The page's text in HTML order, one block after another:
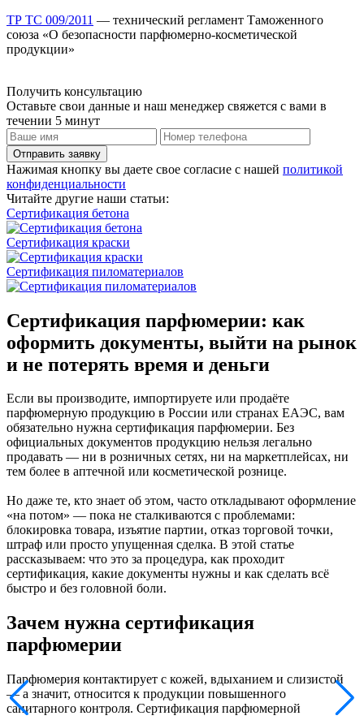
ТР ТС 009/2011 — технический регламент Таможенного
союза «О безопасности парфюмерно-косметической
продукции»
Получить консультацию
Оставьте свои данные и наш менеджер свяжется с вами в
течении 5 минут
Отправить заявку
Нажимая кнопку вы даете свое согласие с нашей политикой
конфиденциальности
Читайте другие наши статьи:
Сертификация бетона
Сертификация краски
Сертификация пиломатериалов
Сертификация парфюмерии: как
оформить документы, выйти на рынок
и не потерять время и деньги
Если вы производите, импортируете или продаёте
парфюмерную продукцию в России или странах ЕАЭС, вам
обязательно нужна сертификация парфюмерии. Без
официальных документов продукцию нельзя легально
продавать — ни в розничных сетях, ни на маркетплейсах, ни
тем более в аптечной или косметической рознице.
Но даже те, кто знает об этом, часто откладывают оформление
«на потом» — пока не сталкиваются с проблемами:
блокировка товара, изъятие партии, отказ торговой точки,
штраф или просто упущенная сделка. В этой статье
рассказываем: что это за процедура, как проходит
сертификация, какие документы нужны и как сделать всё
быстро и без головной боли.
Зачем нужна сертификация
парфюмерии
Парфюмерия контактирует с кожей, вдыханием и слизистой
— а значит, относится к продукции повышенного
санитарного контроля. Сертификация парфюмерной